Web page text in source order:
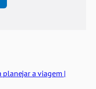
planejar a viagem |